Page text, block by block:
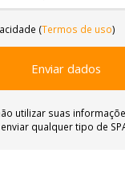
(Termos de uso)
Enviar dados
utilizar suas
enviar qualquer tipo de